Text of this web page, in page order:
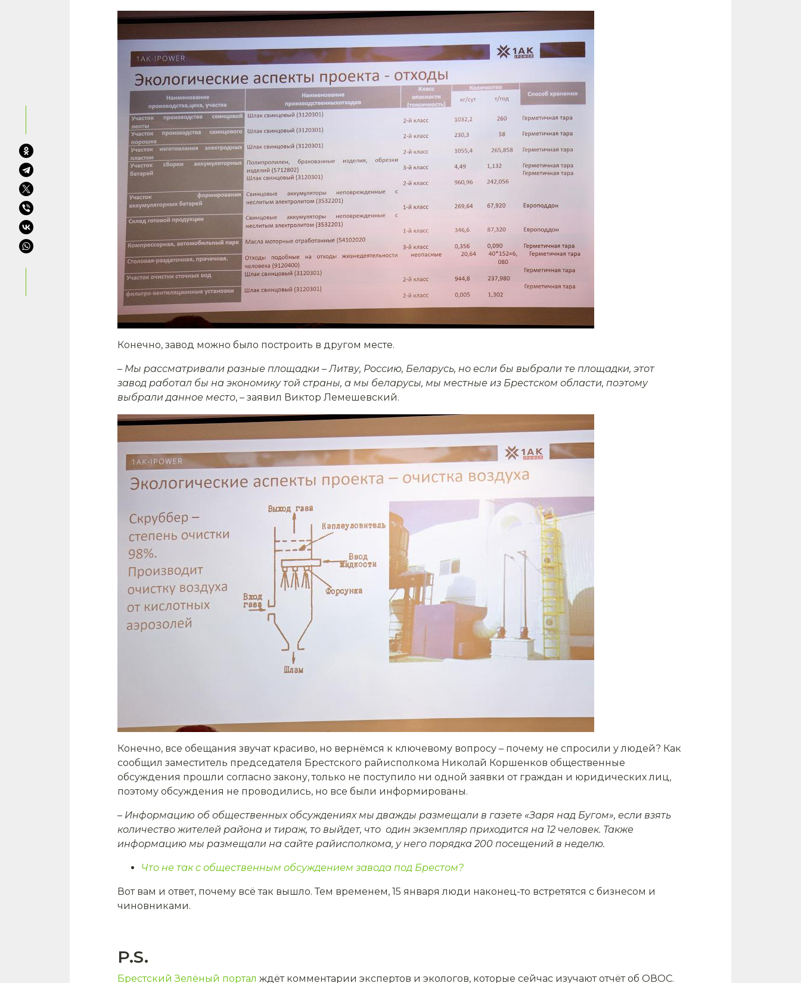
Конечно, завод можно было построить в другом месте.
– Мы рассматривали разные площадки – Литву, Россию, Беларусь, но если бы выбрали те площадки, этот
завод работал бы на экономику той страны, а мы беларусы, мы местные из Брестском области, поэтому
выбрали данное место, – заявил Виктор Лемешевский.
Конечно, все обещания звучат красиво, но вернёмся к ключевому вопросу – почему не спросили у людей? Как
сообщил заместитель председателя Брестского райисполкома Николай Коршенков общественные
обсуждения прошли согласно закону, только не поступило ни одной заявки от граждан и юридических лиц,
поэтому обсуждения не проводились, но все были информированы.
– Информацию об общественных обсуждениях мы дважды размещали в газете «Заря над Бугом», если взять
количество жителей района и тираж, то выйдет, что один экземпляр приходится на 12 человек. Также
информацию мы размещали на сайте райисполкома, у него порядка 200 посещений в неделю.
Что не так с общественным обсуждением завода под Брестом?
Вот вам и ответ, почему всё так вышло. Тем временем, 15 января люди наконец-то встретятся с бизнесом и
чиновниками.
P.S.
Брестский Зелёный портал ждёт комментарии экспертов и экологов, которые сейчас изучают отчёт об ОВОС.